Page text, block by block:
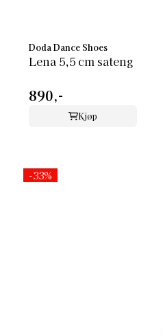
Doda Dance Shoes
Lena 5,5 cm sateng
890,-
Kjøp
-33%